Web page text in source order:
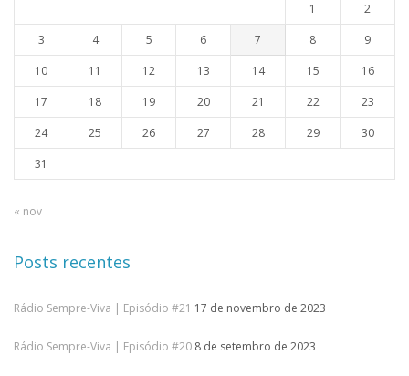
1
2
3
4 5 6 7 8
9
10
11 12 13 14 15
16
17
18 19 20 21 22
23
24
25 26 27 28 29
30
31
« nov
Posts recentes
Rádio Sempre-Viva | Episódio #21 17 de novembro de 2023
Rádio Sempre-Viva | Episódio #20 8 de setembro de 2023